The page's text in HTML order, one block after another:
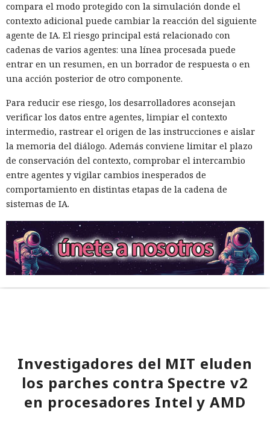
compara el modo protegido con la simulación donde el
contexto adicional puede cambiar la reacción del siguiente
agente de IA. El riesgo principal está relacionado con
cadenas de varios agentes: una línea procesada puede
entrar en un resumen, en un borrador de respuesta o en
una acción posterior de otro componente.
Para reducir ese riesgo, los desarrolladores aconsejan
verificar los datos entre agentes, limpiar el contexto
intermedio, rastrear el origen de las instrucciones e aislar
la memoria del diálogo. Además conviene limitar el plazo
de conservación del contexto, comprobar el intercambio
entre agentes y vigilar cambios inesperados de
comportamiento en distintas etapas de la cadena de
sistemas de IA.
Investigadores del MIT eluden
los parches contra Spectre v2
en procesadores Intel y AMD